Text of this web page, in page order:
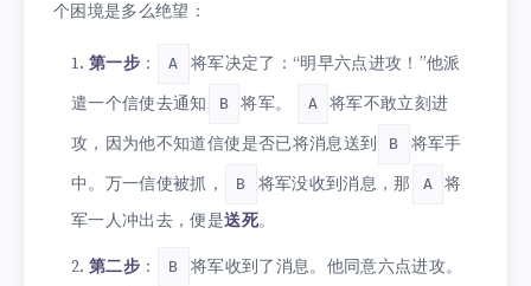
个困境是多么绝望：
第一步 ： A
将军决定了：“明早六点进攻！”他派
遣一个信使去通知
B 将军。 A
将军不敢立刻进
攻，因为他不知道信使是否已将消息送到
B
将军手
中。万一信使被抓，
B 将军没收到消息，那 A
将
军一人冲出去，便是送死。
第二步 ： B
将军收到了消息。他同意六点进攻。